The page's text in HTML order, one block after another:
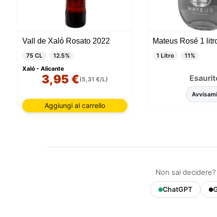
Vall de Xaló Rosato 2022
75 CL
12.5%
Xaló - Alicante
3,95 €(5,31 €/L)
Aggiungi al carrello
Mateus Rosé 1
1 Litro 11%
Avvisami
Non sai
ChatGPT
Il
queste
vari
nella